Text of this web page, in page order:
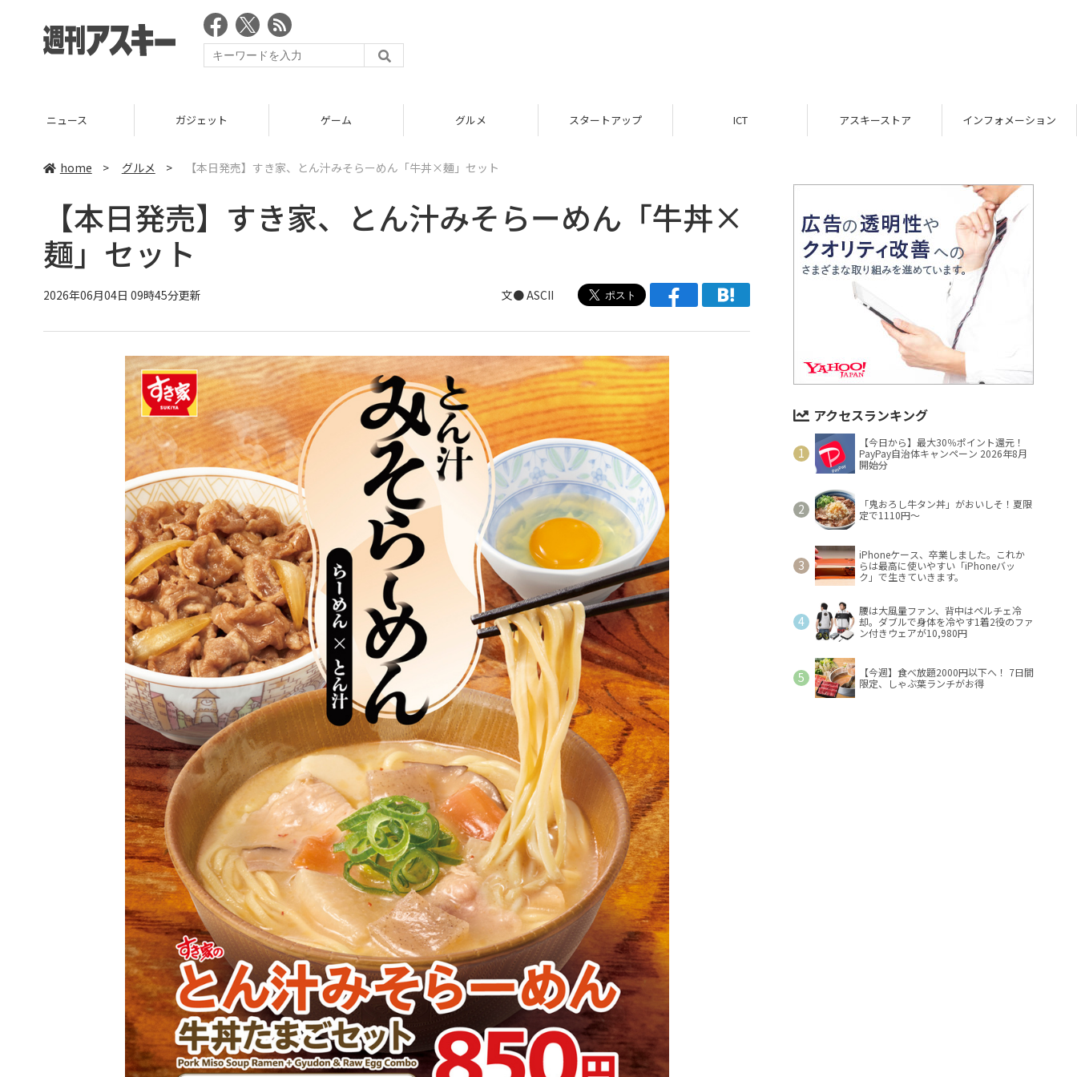
ニュース ガジェット ゲーム グルメ スタートアップ ICT アスキーストア インフォメーション
home > グルメ > 【本日発売】すき家、とん汁みそらーめん「牛丼×麺」セット
【本日発売】すき家、とん汁みそらーめん「牛丼×
麺」セット
2026年06月04日 09時45分更新 文● ASCII
アクセスランキング
【今日から】最大30％ポイント還元！
PayPay自治体キャンペーン 2026年8月
開始分
「鬼おろし牛タン丼」がおいしそ！夏限
定で1110円～
iPhoneケース、卒業しました。これか
らは最高に使いやすい「iPhoneバッ
ク」で生きていきます。
腰は大風量ファン、背中はペルチェ冷
却。ダブルで身体を冷やす1着2役のファ
ン付きウェアが10,980円
【今週】食べ放題2000円以下へ！ 7日間
限定、しゃぶ葉ランチがお得